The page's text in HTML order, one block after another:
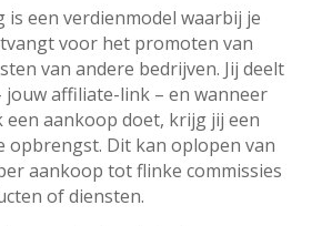
een verdienmodel waarbij je
voor het promoten van
van andere bedrijven. Jij deelt
jouw affiliate-link – en wanneer
een aankoop doet, krijg jij een
opbrengst. Dit kan oplopen van
aankoop tot flinke commissies
of diensten.